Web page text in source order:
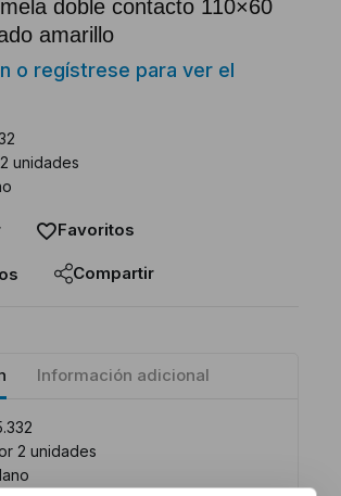
doble contacto 110×60
amarillo
o regístrese para ver el
unidades
Favoritos
Compartir
Información adicional
2 unidades